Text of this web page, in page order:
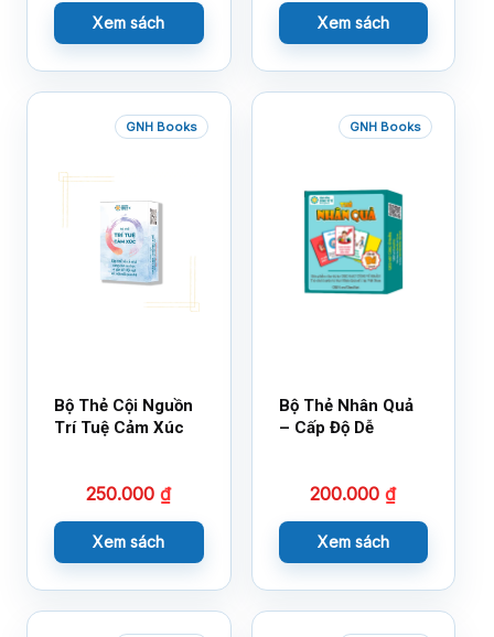
Xem sách Xem sách
GNH Books
Bộ Thẻ Cội Nguồn
Trí Tuệ Cảm Xúc
250.000₫
Xem sách
GNH Books
Bộ Thẻ Nhân Quả
– Cấp Độ Dễ
200.000₫
Xem sách